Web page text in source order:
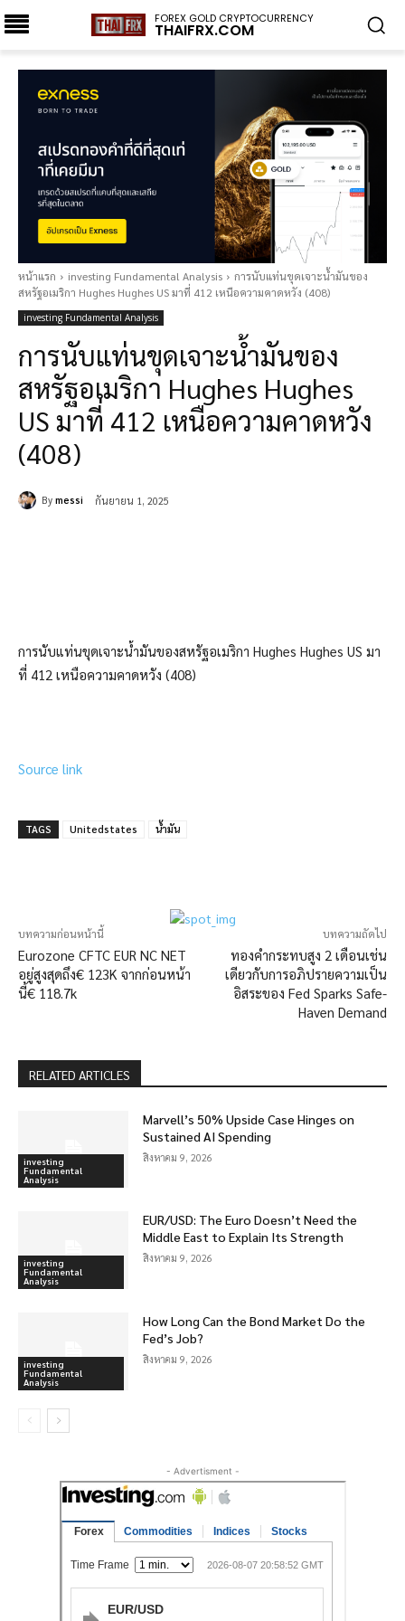
FOREX GOLD CRYPTOCURRENCY
THAIFRX.COM
หน้าแรก investing Fundamental Analysis
การนับแท่นขุดเจาะน้ำมันของ
สหรัฐอเมริกา Hughes Hughes US มาที่ 412 เหนือความคาดหวัง (408)
investing Fundamental Analysis
การนับแท่นขุดเจาะน้ำมันของ
สหรัฐอเมริกา Hughes Hughes
US มาที่ 412 เหนือความคาดหวัง
(408)
By messi กันยายน 1, 2025
การนับแท่นขุดเจาะน้ำมันของสหรัฐอเมริกา Hughes Hughes US มา
ที่ 412 เหนือความคาดหวัง (408)
Source link
TAGS Unitedstates น้ำมัน
บทความก่อนหน้านี้
Eurozone CFTC EUR NC NET
อยู่สูงสุดถึง€ 123K จากก่อนหน้า
นี้€ 118.7k
บทความถัดไป
ทองคำกระทบสูง 2 เดือนเช่น
เดียวกับการอภิปรายความเป็น
อิสระของ Fed Sparks Safe-
Haven Demand
RELATED ARTICLES
investing
Fundamental
Analysis
Marvell’s 50% Upside Case Hinges on
Sustained AI Spending
สิงหาคม 9, 2026
investing
Fundamental
Analysis
EUR/USD: The Euro Doesn’t Need the
Middle East to Explain Its Strength
สิงหาคม 9, 2026
investing
Fundamental
Analysis
How Long Can the Bond Market Do the
Fed’s Job?
สิงหาคม 9, 2026
- Advertisment -